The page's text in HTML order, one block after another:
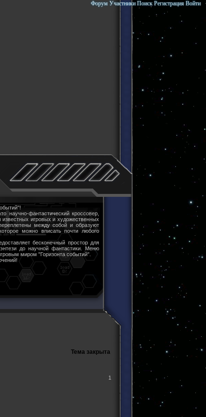
Форум Участники Поиск Регистрация Войти
научно-фантастический кроссовер,
игровых и художественных
между собой и образуют
можно вписать почти любого
бесконечный простор для
до научной фантастики. Меню
миром "Горизонта событий".
Тема закрыта
1